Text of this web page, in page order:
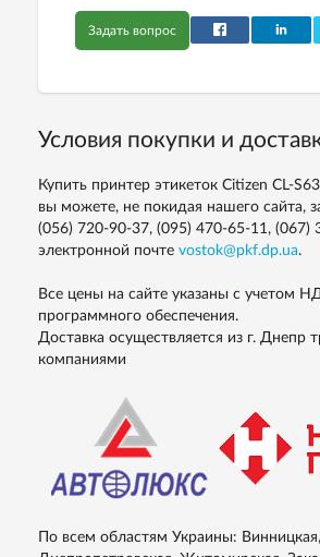
Задать вопрос
Условия покупки и
Купить принтер этикеток Citizen CL-
вы можете, не покидая нашего сайта,
(056) 720-90-37, (095) 470-65-11, (067)
электронной почте vostok@pkf.dp.ua.
Все цены на сайте указаны с учетом
программного обеспечения.
Доставка осуществляется из г. Днепр
компаниями
По всем областям Украины: